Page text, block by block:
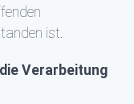
ist.
Verarbeitung